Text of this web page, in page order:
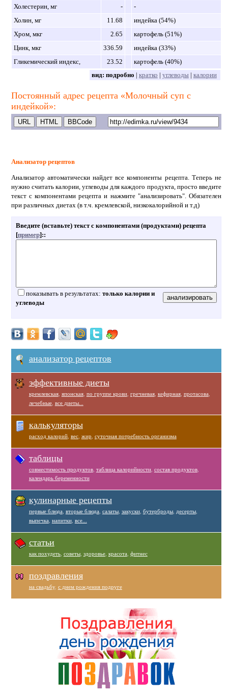
Холестерин, мг
-
-
Холин, мг
11.68
индейка (54%)
Хром, мкг
2.65
картофель (51%)
Цинк, мкг
336.59
индейка (33%)
Гликемический индекс,
23.52
картофель (40%)
вид: подробно | кратко | углеводы| калории
Постоянный адрес рецепта «Молочный суп с
индейкой»:
Анализатор рецептов
Анализатор автоматически найдет все компоненты рецепта. Теперь не
нужно считать калории, углеводы для каждого продукта, просто введите
текст с компонентами рецепта и нажмите "анализировать". Обязателен
при различных диетах (в т.ч. кремлевской, низкокалорийной и т.д)
Введите (вставьте) текст с компонентами (продуктами) рецепта
[пример]::
показывать в результатах: только калории и
углеводы
анализатор рецептов
эффективные диеты
кремлевская, японская, по группе крови, гречневая, кефирная, протасова
лечебные, все диеты...
калькуляторы
расход калорий, вес, жир суточная потребность организма
таблицы
совместимость продуктов, таблица калорийности, состав продуктов,
календарь беременности
кулинарные рецепты
первые блюда вторые блюда салаты, закуски, бутерброды, десерты,
выпечка напитки, все...
статьи
как похудеть, советы, здоровье, красота фитнес
поздравления
на свадьбу, с днем рождения подруге